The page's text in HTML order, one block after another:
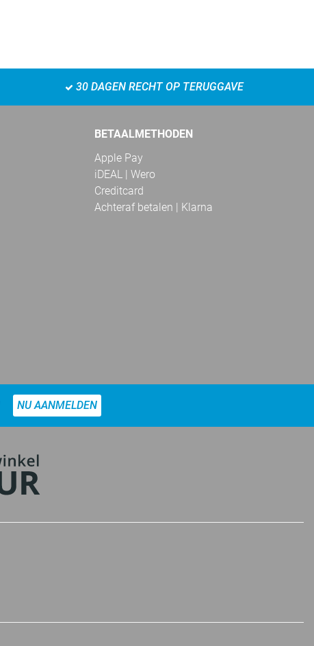
30 DAGEN RECHT OP TERUGGAVE
BETAALMETHODEN
Apple Pay
iDEAL | Wero
Creditcard
Achteraf betalen | Klarna
NU AANMELDEN